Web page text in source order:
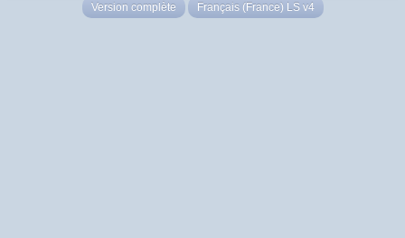
Version complète Français (France) LS v4